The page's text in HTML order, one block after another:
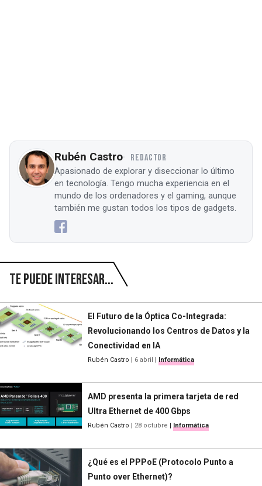
Rubén Castro REDACTOR
Apasionado de explorar y diseccionar lo último
en tecnología. Tengo mucha experiencia en el
mundo de los ordenadores y el gaming, aunque
también me gustan todos los tipos de gadgets.
Te puede interesar...
El Futuro de la Óptica Co-Integrada:
Revolucionando los Centros de Datos y la
Conectividad en IA
Rubén Castro | 6 abril | Informática
AMD presenta la primera tarjeta de red
Ultra Ethernet de 400 Gbps
Rubén Castro | 28 octubre | Informática
¿Qué es el PPPoE (Protocolo Punto a
Punto over Ethernet)?